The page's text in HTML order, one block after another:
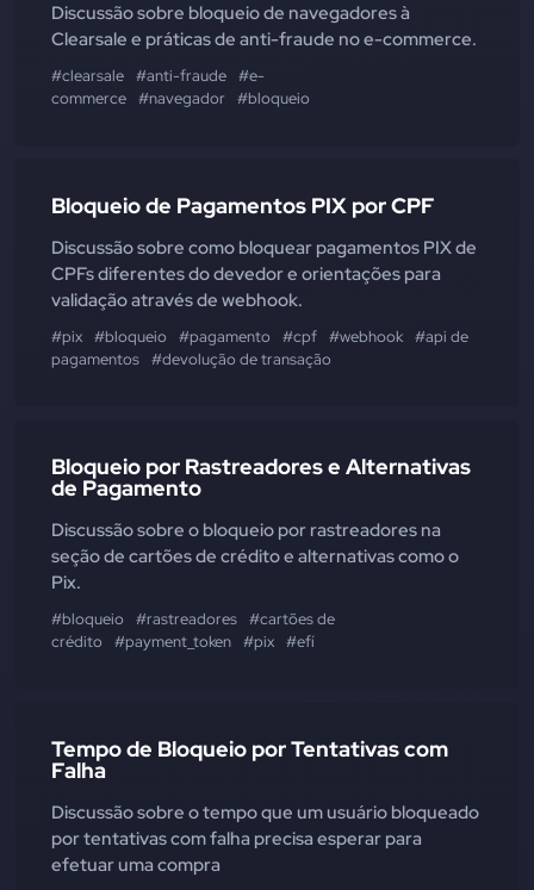
Discussão sobre bloqueio de navegadores à
Clearsale e práticas de anti-fraude no e-commerce.
#clearsale #anti-fraude #e-
commerce #navegador #bloqueio
Bloqueio de Pagamentos PIX por CPF
Discussão sobre como bloquear pagamentos PIX de
CPFs diferentes do devedor e orientações para
validação através de webhook.
#pix #bloqueio #pagamento #cpf #webhook #api de
pagamentos #devolução de transação
Bloqueio por Rastreadores e Alternativas
de Pagamento
Discussão sobre o bloqueio por rastreadores na
seção de cartões de crédito e alternativas como o
Pix.
#bloqueio #rastreadores #cartões de
crédito
#payment_token #pix #efí
Tempo de Bloqueio por Tentativas com
Falha
Discussão sobre o tempo que um usuário bloqueado
por tentativas com falha precisa esperar para
efetuar uma compra